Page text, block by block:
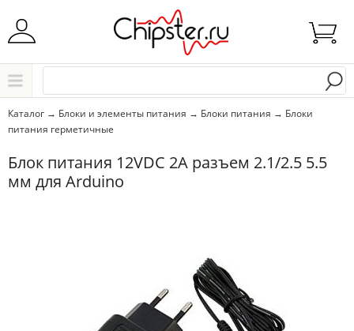
Начните водить название города..
Выбрать
Каталог → Блоки и элементы питания → Блоки питания → Блоки
питания герметичные
Блок питания 12VDC 2A разъем 2.1/2.5 5.5
мм для Arduino